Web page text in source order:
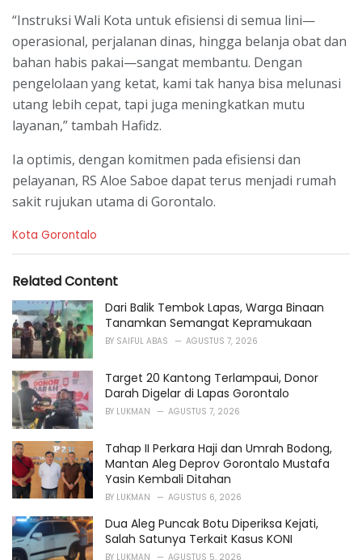
“Instruksi Wali Kota untuk efisiensi di semua lini—
operasional, perjalanan dinas, hingga belanja obat dan
bahan habis pakai—sangat membantu. Dengan
pengelolaan yang ketat, kami tak hanya bisa melunasi
utang lebih cepat, tapi juga meningkatkan mutu
layanan,” tambah Hafidz.
Ia optimis, dengan komitmen pada efisiensi dan
pelayanan, RS Aloe Saboe dapat terus menjadi rumah
sakit rujukan utama di Gorontalo.
C
e
o
r
i
e
:
Kota Gorontalo
Related Content
Dari Balik Tembok Lapas, Warga Binaan
Tanamkan Semangat Kepramukaan
BY SAIFUL ABAS AGUSTUS 7, 2026
Target 20 Kantong Terlampaui, Donor
Darah Digelar di Lapas Gorontalo
BY LUKMAN AGUSTUS 7, 2026
Tahap II Perkara Haji dan Umrah Bodong,
Mantan Aleg Deprov Gorontalo Mustafa
Yasin Kembali Ditahan
BY LUKMAN AGUSTUS 6, 2026
Dua Aleg Puncak Botu Diperiksa Kejati,
Salah Satunya Terkait Kasus KONI
BY LUKMAN AGUSTUS 5, 2026